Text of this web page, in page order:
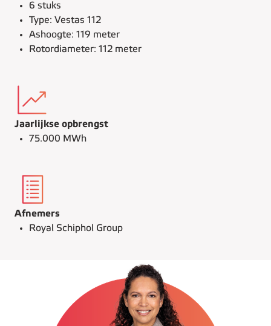
6 stuks
Type: Vestas 112
Ashoogte: 119 meter
Rotordiameter: 112 meter
Jaarlijkse opbrengst
75.000 MWh
Afnemers
Royal Schiphol Group